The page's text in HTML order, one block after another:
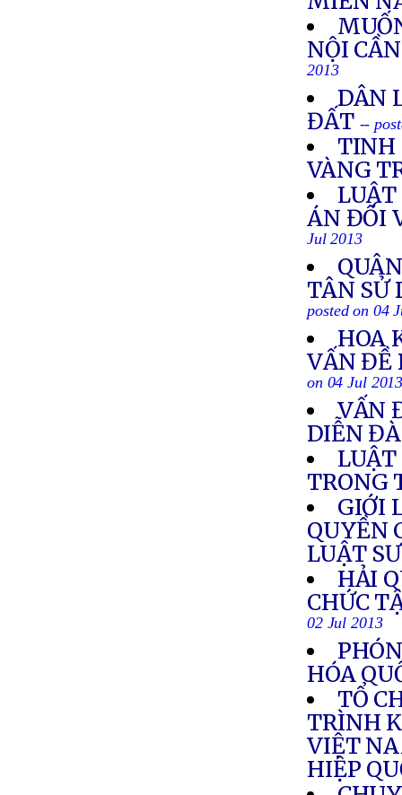
NỘI
2013
DÂN
ĐẤT --
TINH
VÀNG
LUẬT
ÁN ĐỐI
Jul 2013
TÂN SỬ
posted on 04
HOA
VẤN ĐỀ
on 04 Jul
VẤN
DIỄN
LUẬT
TRONG
GIỚI
QUYỀN
LUẬT
HẢI
CHỨC
02 Jul 2013
HÓA
TỔ
TRÌNH
VIỆT
HIỆP